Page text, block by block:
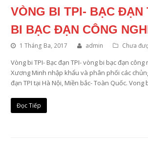
VÒNG BI TPI- BẠC ĐẠN
BI BẠC ĐẠN CÔNG
1 Tháng Ba, 2017 admin Chưa
Vòng bi TPI- Bạc đạn TPI- vòng bi bạc đạn công
Xương Minh nhập khẩu và phân phối các
đạn TPI tại Hà Nội, Miền bắc- Toàn Quốc. Vong
Đọc Tiếp